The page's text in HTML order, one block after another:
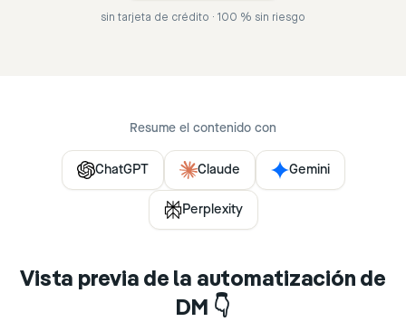
sin tarjeta de crédito · 100 % sin riesgo
Resume el contenido con
ChatGPT Claude Gemini
Perplexity
Vista previa de la automatización de
DM 👇